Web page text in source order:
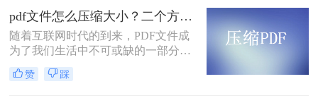
户发前，人都喜欢需要先把它们压
缩。当PDF文件太大的时候，如何进
行PDF如何压缩？还有什么压缩方式
可以把PDF文件压缩到最小？与大家
分享两种pdf压缩方法。
pdf文件怎么压缩大小？二个方法随心选！
随着互联网时代的到来，PDF文件成
为了我们生活中不可或缺的一部分。
然而，有时候我们会遇到一些问题，
比如PDF文件太大而无法通过电子邮
赞 踩